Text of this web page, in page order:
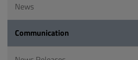
News
Communication